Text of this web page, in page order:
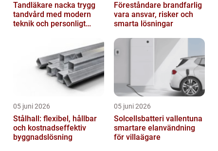
Tandläkare nacka trygg
tandvård med modern
teknik och personligt
Föreståndare brandfarlig
vara ansvar, risker och
smarta lösningar
05 juni 2026
Stålhall: flexibel, hållbar
och kostnadseffektiv
byggnadslösning
05 juni 2026
Solcellsbatteri vallentuna
smartare elanvändning
för villaägare